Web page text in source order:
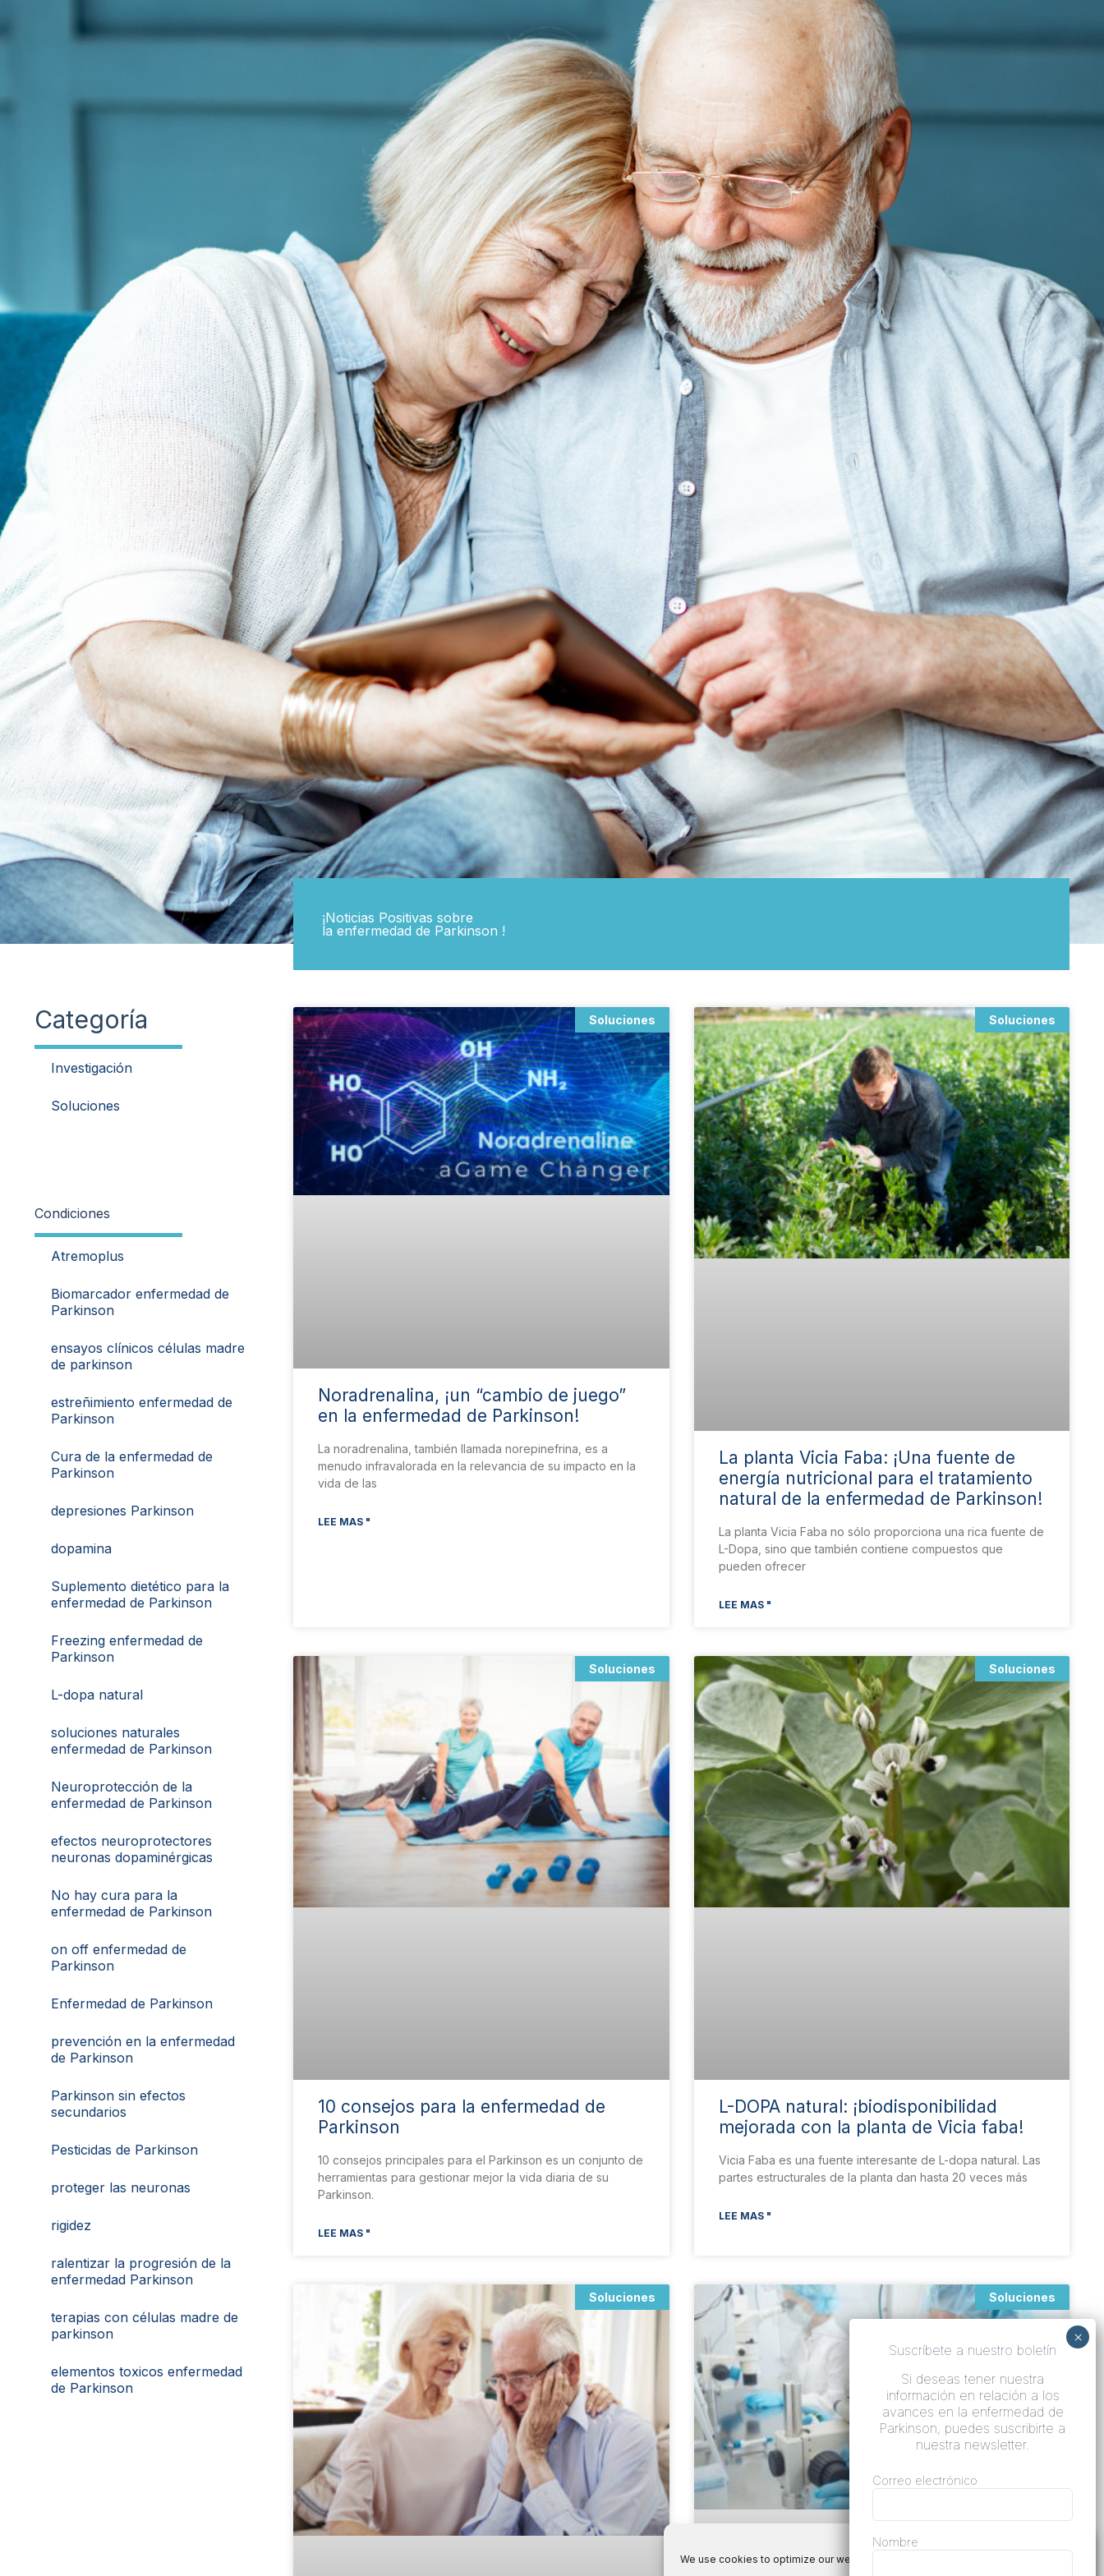
We use cookies to optimize our website and our service.
¡Noticias Positivas sobre
la enfermedad de Parkinson !
Categoría
Investigación
Soluciones
Condiciones
Atremoplus
Biomarcador enfermedad de
Parkinson
ensayos clínicos células madre
de parkinson
estreñimiento enfermedad de
Parkinson
Cura de la enfermedad de
Parkinson
depresiones Parkinson
dopamina
Suplemento dietético para la
enfermedad de Parkinson
Freezing enfermedad de
Parkinson
L-dopa natural
soluciones naturales
enfermedad de Parkinson
Neuroprotección de la
enfermedad de Parkinson
efectos neuroprotectores
neuronas dopaminérgicas
No hay cura para la
enfermedad de Parkinson
on off enfermedad de
Parkinson
Enfermedad de Parkinson
prevención en la enfermedad
de Parkinson
Parkinson sin efectos
secundarios
Pesticidas de Parkinson
proteger las neuronas
rigidez
ralentizar la progresión de la
enfermedad Parkinson
terapias con células madre de
parkinson
elementos toxicos enfermedad
de Parkinson
Soluciones
Noradrenalina, ¡un “cambio de juego”
en la enfermedad de Parkinson!
La noradrenalina, también llamada norepinefrina, es a
menudo infravalorada en la relevancia de su impacto en la
vida de las
LEE MAS "
Soluciones
La planta Vicia Faba: ¡Una fuente de
energía nutricional para el tratamiento
natural de la enfermedad de Parkinson!
La planta Vicia Faba no sólo proporciona una rica fuente de
L-Dopa, sino que también contiene compuestos que
pueden ofrecer
LEE MAS "
Soluciones
10 consejos para la enfermedad de
Parkinson
10 consejos principales para el Parkinson es un conjunto de
herramientas para gestionar mejor la vida diaria de su
Parkinson.
LEE MAS "
Soluciones
L-DOPA natural: ¡biodisponibilidad
mejorada con la planta de Vicia faba!
Vicia Faba es una fuente interesante de L-dopa natural. Las
partes estructurales de la planta dan hasta 20 veces más
LEE MAS "
Soluciones Soluciones
Suscríbete a nuestro boletín
Si deseas tener nuestra
información en relación a los
avances en la enfermedad de
Parkinson, puedes suscribirte a
nuestra newsletter.
Correo electrónico
Nombre